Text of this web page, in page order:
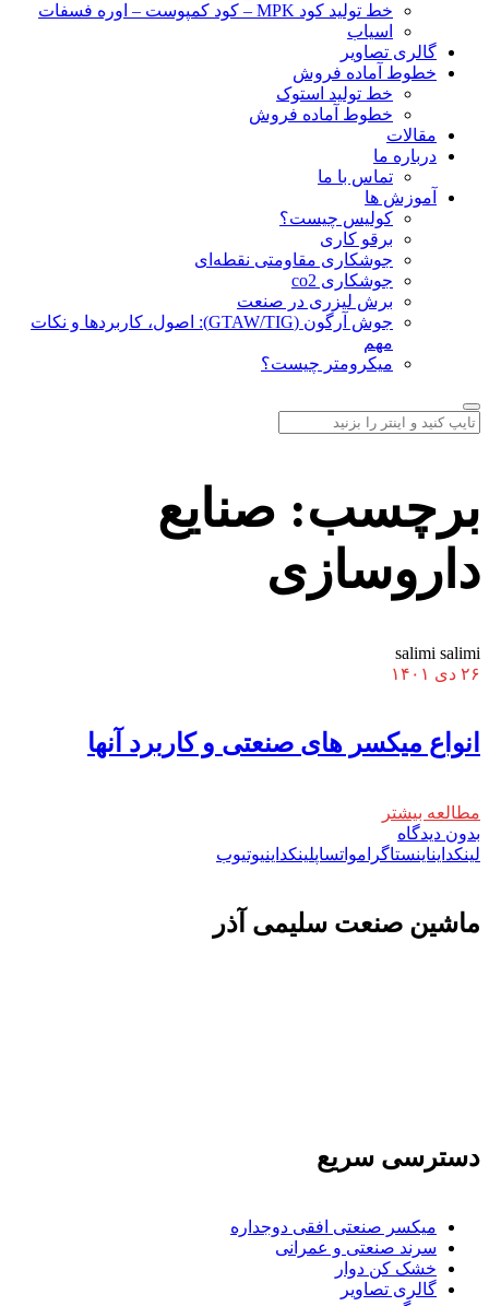
خط تولید کود MPK – کود کمپوست – اوره فسفات
اسیاب
گالری تصاویر
خطوط آماده فروش
خط تولید استوک
خطوط آماده فروش
مقالات
درباره ما
تماس با ما
آموزش ها
کولیس چیست؟
برقو کاری
جوشکاری مقاومتی نقطه‌ای
جوشکاری co2
برش لیزری در صنعت
جوش آرگون (GTAW/TIG): اصول، کاربردها و نکات
مهم
میکرومتر چیست؟
برچسب: صنایع
داروسازی
salimi salimi
۲۶ دی ۱۴۰۱
انواع میکسر های صنعتی و کاربرد آنها
مطالعه بیشتر
بدون دیدگاه
لینکدایناینستاگرامواتساپلینکداینیوتیوب
ماشين صنعت سليمی آذر
دسترسی سریع
میکسر صنعتی افقی دوجداره
سرند صنعتی و عمرانی
خشک کن دوار
گالری تصاویر